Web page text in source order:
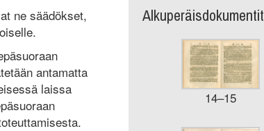
ne säädökset,
antamatta
laissa
Alkuperäisdokumentit
14–15